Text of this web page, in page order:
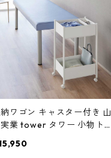
ワゴン キャスター付き 山
業 tower タワー 小物トレ
ワイト